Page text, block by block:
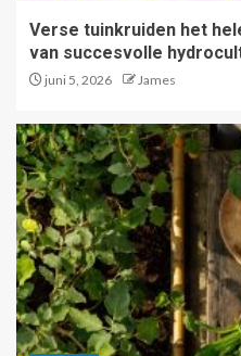
Verse tuinkruiden het
van succesvolle
juni 5, 2026 James